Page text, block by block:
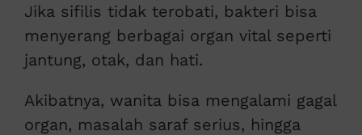
Jika sifilis tidak terobati, bakteri bisa
menyerang berbagai organ vital seperti
jantung, otak, dan hati.
Akibatnya, wanita bisa mengalami gagal
organ, masalah saraf serius, hingga